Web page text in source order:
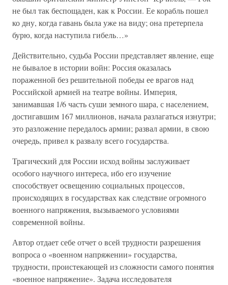
не был так беспощаден, как к России. Ее корабль пошел
ко дну, когда гавань была уже на виду; она претерпела
бурю, когда наступила гибель…»
Действительно, судьба России представляет явление, еще
не бывалое в истории войн: Россия оказалась
пораженной без решительной победы ее врагов над
Российской армией на театре войны. Империя,
занимавшая 1/6 часть суши земного шара, с населением,
достигавшим 167 миллионов, начала разлагаться изнутри;
это разложение передалось армии; развал армии, в свою
очередь, привел к развалу всего государства.
Трагический для России исход войны заслуживает
особого научного интереса, ибо его изучение
способствует освещению социальных процессов,
происходящих в государствах как следствие огромного
военного напряжения, вызываемого условиями
современной войны.
Автор отдает себе отчет о всей трудности разрешения
вопроса о «военном напряжении» государства,
трудности, проистекающей из сложности самого понятия
«военное напряжение». Задача исследователя